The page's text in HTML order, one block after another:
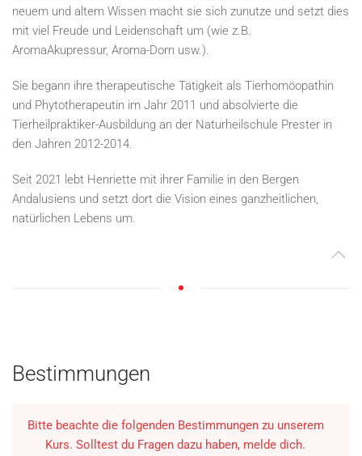
neuem und altem Wissen macht sie sich zunutze und setzt dies
mit viel Freude und Leidenschaft um (wie z.B.
AromaAkupressur, Aroma-Dorn usw.).
Sie begann ihre therapeutische Tätigkeit als Tierhomöopathin
und Phytotherapeutin im Jahr 2011 und absolvierte die
Tierheilpraktiker-Ausbildung an der Naturheilschule Prester in
den Jahren 2012-2014.
Seit 2021 lebt Henriette mit ihrer Familie in den Bergen
Andalusiens und setzt dort die Vision eines ganzheitlichen,
natürlichen Lebens um.
Bestimmungen
Bitte beachte die folgenden Bestimmungen zu unserem
Kurs. Solltest du Fragen dazu haben, melde dich.